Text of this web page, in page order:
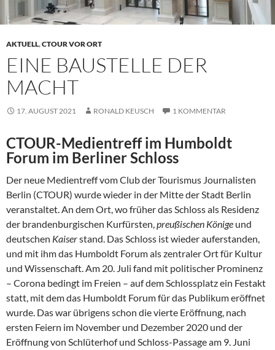
AKTUELL,CTOUR VOR ORT
EINE BAUSTELLE DER
MACHT
17. AUGUST 2021 RONALD KEUSCH 1 KOMMENTAR
CTOUR-Medientreff im Humboldt
Forum im Berliner Schloss
Der neue Medientreff vom Club der Tourismus Journalisten
Berlin (CTOUR) wurde wieder in der Mitte der Stadt Berlin
veranstaltet. An dem Ort, wo früher das Schloss als Residenz
der brandenburgischen Kurfürsten,preußischen Könige und
deutschen Kaiserstand. Das Schloss ist wieder auferstanden,
und mit ihm das Humboldt Forum als zentraler Ort für Kultur
und Wissenschaft. Am 20. Juli fand mit politischer Prominenz
– Corona bedingt im Freien – auf dem Schlossplatz ein Festakt
statt, mit dem das Humboldt Forum für das Publikum eröffnet
wurde. Das war übrigens schon die vierte Eröffnung, nach
ersten Feiern im November und Dezember 2020 und der
Eröffnung von Schlüterhof und Schloss-Passage am 9. Juni